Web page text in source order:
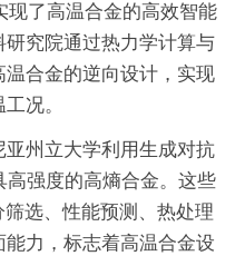
现了高温合金的高效智能
究院通过热力学计算与
合金的逆向设计，实现
况。
州立大学利用生成对抗
强度的高熵合金。这些
选、性能预测、热处理
力，标志着高温合金设